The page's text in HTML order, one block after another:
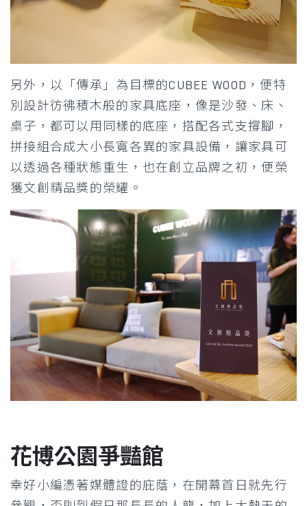
另外，以「傳承」為目標的CUBEE WOOD，便特
別設計彷彿積木般的家具底座，像是沙發、床、
桌子，都可以用同樣的底座，搭配各式支撐腳，
拼接組合成大小長寬各異的家具設備，讓家具可
以透過各種狀態重生，也在創立品牌之初，便榮
獲文創精品獎的榮耀。
花博公園爭豔館
幸好小編憑著媒體證的庇蔭，在開幕首日就先行